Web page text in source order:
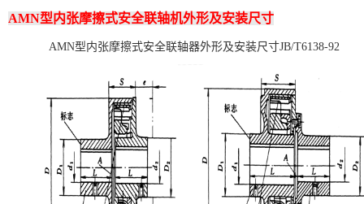
AMN型内张摩擦式安全联轴机外形及安装尺寸
AMN型内张摩擦式安全联轴器外形及安装尺寸JB/T6138-92